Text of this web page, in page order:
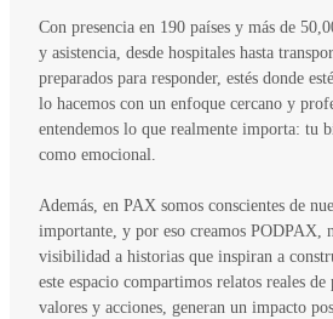
Con presencia en 190 países y más de
y asistencia, desde hospitales hasta
preparados para responder, estés donde
lo hacemos con un enfoque cercano y
entendemos lo que realmente importa: tu
como emocional.
Además, en PAX somos conscientes de
importante, y por eso creamos PODPAX,
visibilidad a historias que inspiran a
este espacio compartimos relatos reales de
valores y acciones, generan un impacto